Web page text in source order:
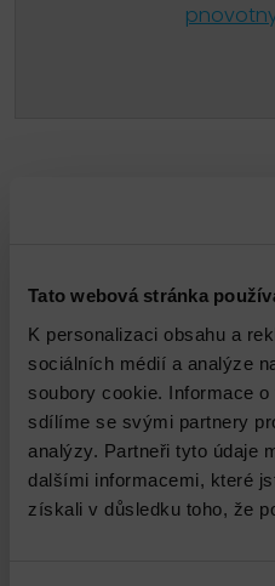
Tato webová stránka
K personalizaci obsahu a
sociálních médií a analýze
soubory cookie. Informace
sdílíme se svými partnery
analýzy. Partneři tyto údaje
dalšími informacemi, které
získali v důsledku toho, že
VMware Infrastructure